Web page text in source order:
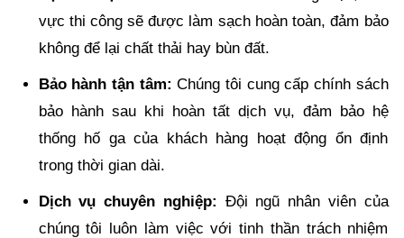
vực thi công sẽ được làm sạch hoàn toàn, đảm bảo
không để lại chất thải hay bùn đất.
Bảo hành tận tâm:Chúng tôi cung cấp chính sách
bảo hành sau khi hoàn tất dịch vụ, đảm bảo hệ
thống hố ga của khách hàng hoạt động ổn định
trong thời gian dài.
Dịch vụ chuyên nghiệp: Đội ngũ nhân viên của
chúng tôi luôn làm việc với tinh thần trách nhiệm